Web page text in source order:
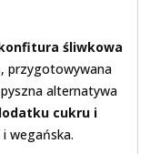
śliwkowa
, przygotowywana
alternatywa
cukru i
wegańska.